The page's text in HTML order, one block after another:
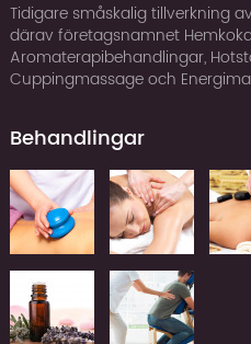
Tidigare småskalig tillverkning
därav företagsnamnet
Aromaterapibehandlingar,
Cuppingmassage och
Behandlingar